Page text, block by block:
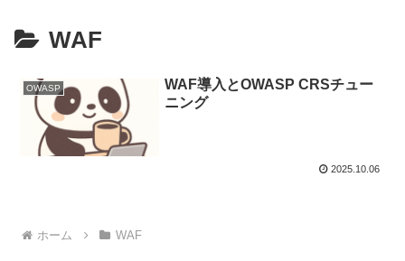
WAF
OWASP
WAF導入とOWASP CRSチュー
ニング
2025.10.06
ホーム WAF